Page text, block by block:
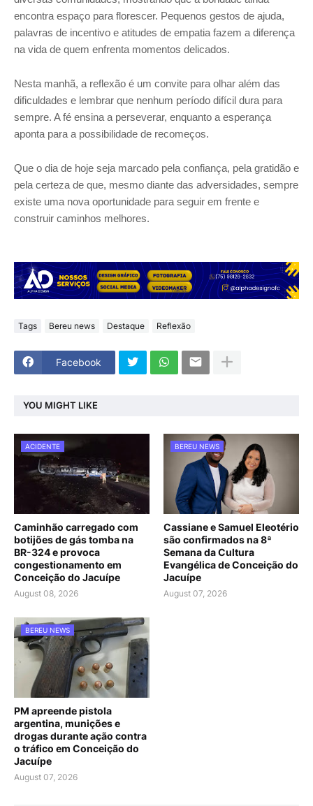
encontra espaço para florescer. Pequenos gestos de ajuda,
palavras de incentivo e atitudes de empatia fazem a diferença
na vida de quem enfrenta momentos delicados.
Nesta manhã, a reflexão é um convite para olhar além das
dificuldades e lembrar que nenhum período difícil dura para
sempre. A fé ensina a perseverar, enquanto a esperança
aponta para a possibilidade de recomeços.
Que o dia de hoje seja marcado pela confiança, pela gratidão e
pela certeza de que, mesmo diante das adversidades, sempre
existe uma nova oportunidade para seguir em frente e
construir caminhos melhores.
Tags Bereu news Destaque Reflexão
Facebook
YOU MIGHT LIKE
ACIDENTE
Caminhão carregado com
botijões de gás tomba na
BR-324 e provoca
congestionamento em
Conceição do Jacuípe
August 08, 2026
BEREU NEWS
Cassiane e Samuel Eleotério
são confirmados na 8ª
Semana da Cultura
Evangélica de Conceição do
Jacuípe
August 07, 2026
BEREU NEWS
PM apreende pistola
argentina, munições e
drogas durante ação contra
o tráfico em Conceição do
Jacuípe
August 07, 2026